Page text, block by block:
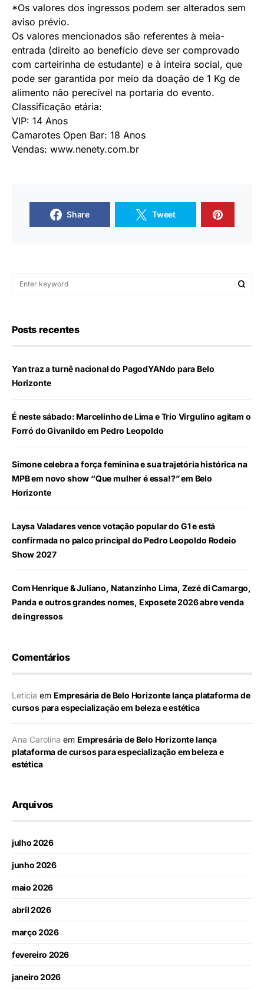
*Os valores dos ingressos podem ser alterados sem
aviso prévio.
Os valores mencionados são referentes à meia-
entrada (direito ao benefício deve ser comprovado
com carteirinha de estudante) e à inteira social, que
pode ser garantida por meio da doação de 1 Kg de
alimento não perecível na portaria do evento.
Classificação etária:
VIP: 14 Anos
Camarotes Open Bar: 18 Anos
Vendas: www.nenety.com.br
Share Tweet
Posts recentes
Yan traz a turnê nacional do PagodYANdo para Belo
Horizonte
É neste sábado: Marcelinho de Lima e Trio Virgulino agitam o
Forró do Givanildo em Pedro Leopoldo
Simone celebra a força feminina e sua trajetória histórica na
MPB em novo show “Que mulher é essa!?” em Belo
Horizonte
Laysa Valadares vence votação popular do G1 e está
confirmada no palco principal do Pedro Leopoldo Rodeio
Show 2027
Com Henrique & Juliano, Natanzinho Lima, Zezé di Camargo,
Panda e outros grandes nomes, Exposete 2026 abre venda
de ingressos
Comentários
Leticia em Empresária de Belo Horizonte lança plataforma de
cursos para especialização em beleza e estética
Ana Carolina em Empresária de Belo Horizonte lança
plataforma de cursos para especialização em beleza e
estética
Arquivos
julho 2026
junho 2026
maio 2026
abril 2026
março 2026
fevereiro 2026
janeiro 2026